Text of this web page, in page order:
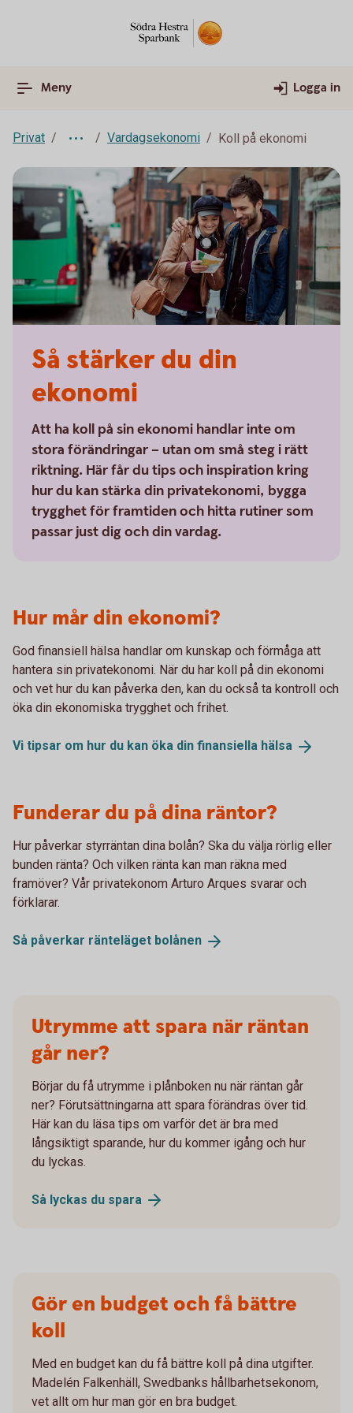
Meny Logga in
Privat Vardagsekonomi Koll på ekonomi
Så stärker du din
ekonomi
Att ha koll på sin ekonomi handlar inte om
stora förändringar – utan om små steg i rätt
riktning. Här får du tips och inspiration kring
hur du kan stärka din privatekonomi, bygga
trygghet för framtiden och hitta rutiner som
passar just dig och din vardag.
Hur mår din ekonomi?
God finansiell hälsa handlar om kunskap och förmåga att
hantera sin privatekonomi. När du har koll på din ekonomi
och vet hur du kan påverka den, kan du också ta kontroll och
öka din ekonomiska trygghet och frihet.
Vi tipsar om hur du kan öka din finansiella hälsa
Funderar du på dina räntor?
Hur påverkar styrräntan dina bolån? Ska du välja rörlig eller
bunden ränta? Och vilken ränta kan man räkna med
framöver? Vår privatekonom Arturo Arques svarar och
förklarar.
Så påverkar ränteläget bolånen
Utrymme att spara när räntan
går ner?
Börjar du få utrymme i plånboken nu när räntan går
ner? Förutsättningarna att spara förändras över tid.
Här kan du läsa tips om varför det är bra med
långsiktigt sparande, hur du kommer igång och hur
du lyckas.
Så lyckas du spara
Gör en budget och få bättre
koll
Med en budget kan du få bättre koll på dina utgifter.
Madelén Falkenhäll, Swedbanks hållbarhetsekonom,
vet allt om hur man gör en bra budget.